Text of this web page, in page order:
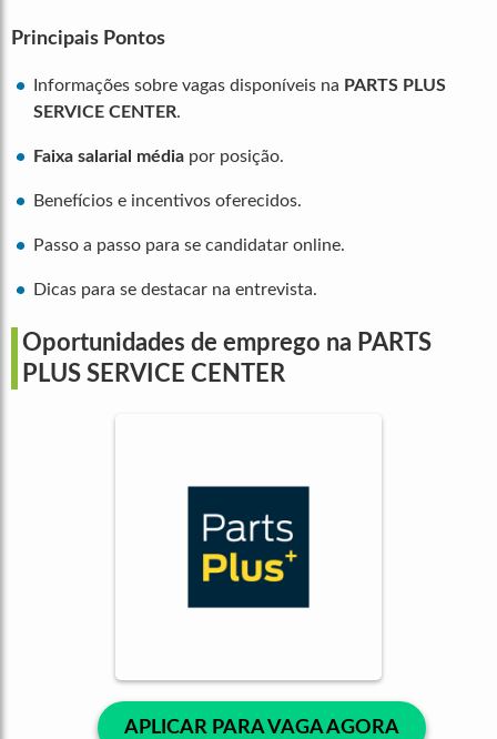
Principais Pontos
Informações sobre vagas disponíveis na PARTS PLUS
SERVICE CENTER.
Faixa salarial média por posição.
Benefícios e incentivos oferecidos.
Passo a passo para se candidatar online.
Dicas para se destacar na entrevista.
Oportunidades de emprego na PARTS
PLUS SERVICE CENTER
APLICAR PARA VAGA AGORA